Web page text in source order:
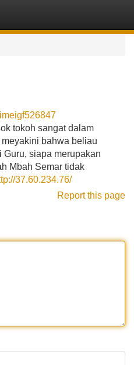
tokoh sangat dalam
bahwa beliau
siapa merupakan
Mbah Semar tidak
37.60.234.76/
Report this page